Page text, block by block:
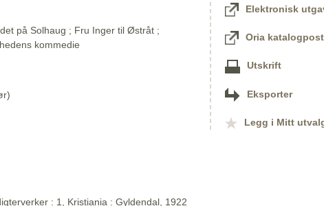
på Solhaug ; Fru Inger til Østråt ;
kommedie
: 1, Kristiania : Gyldendal, 1922
Elektronisk
Oria katalogpost
Utskrift
Eksporter
Legg i Mitt